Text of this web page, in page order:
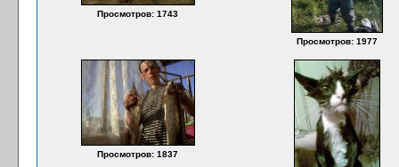
Просмотров: 1743
Просмотров: 1977
Просмотров: 1837